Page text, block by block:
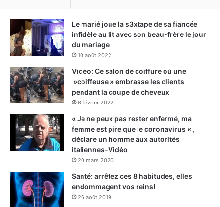
Le marié joue la s3xtape de sa fiancée
infidèle au lit avec son beau-frère le jour
du mariage
10 août 2022
Vidéo: Ce salon de coiffure où une
»coiffeuse » embrasse les clients
pendant la coupe de cheveux
6 février 2022
« Je ne peux pas rester enfermé, ma
femme est pire que le coronavirus « ,
déclare un homme aux autorités
italiennes-Vidéo
20 mars 2020
Santé: arrêtez ces 8 habitudes, elles
endommagent vos reins!
26 août 2019